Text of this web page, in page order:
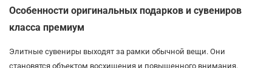
Особенности оригинальных подарков и сувениров
класса премиум
Элитные сувениры выходят за рамки обычной вещи. Они
становятся объектом восхищения и повышенного внимания.